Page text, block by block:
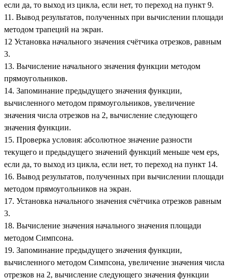
если да, то выход из цикла, если нет, то переход на пункт 9.
11. Вывод результатов, полученных при вычислении площади
методом трапеций на экран.
12 Установка начального значения счётчика отрезков, равным
3.
13. Вычисление начального значения функции методом
прямоугольников.
14. Запоминание предыдущего значения функции,
вычисленного методом прямоугольников, увеличение
значения числа отрезков на 2, вычисление следующего
значения функции.
15. Проверка условия: абсолютное значение разности
текущего и предыдущего значений функций меньше чем eps,
если да, то выход из цикла, если нет, то переход на пункт 14.
16. Вывод результатов, полученных при вычислении площади
методом прямоугольников на экран.
17. Установка начального значения счётчика отрезков равным
3.
18. Вычисление значения начального значения площади
методом Симпсона.
19. Запоминание предыдущего значения функции,
вычисленного методом Симпсона, увеличение значения числа
отрезков на 2, вычисление следующего значения функции